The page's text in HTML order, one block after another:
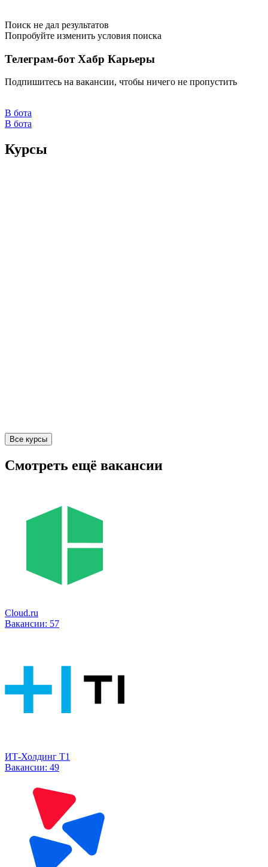
Поиск не дал результатов
Попробуйте изменить условия поиска
Телеграм-бот Хабр Карьеры
Подпишитесь на вакансии, чтобы ничего не пропустить
В бота
В бота
Курсы
Все курсы
Смотреть ещё вакансии
Cloud.ru
Вакансии: 57
ИТ-Холдинг Т1
Вакансии: 49